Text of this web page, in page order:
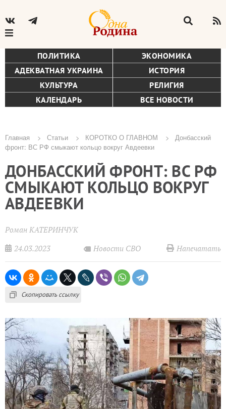
ПОЛИТИКА
ЭКОНОМИКА
АДЕКВАТНАЯ УКРАИНА
ИСТОРИЯ
КУЛЬТУРА
РЕЛИГИЯ
КАЛЕНДАРЬ
ВСЕ НОВОСТИ
Строка
навигации
Главная Статьи КОРОТКО О ГЛАВНОМ
Донбасский
фронт: ВС РФ смыкают кольцо вокруг Авдеевки
ДОНБАССКИЙ ФРОНТ: ВС РФ
СМЫКАЮТ КОЛЬЦО ВОКРУГ
АВДЕЕВКИ
Роман КАТЕРИНЧУК
24.03.2023
Новости СВО Напечатать
Скопировать ссылку